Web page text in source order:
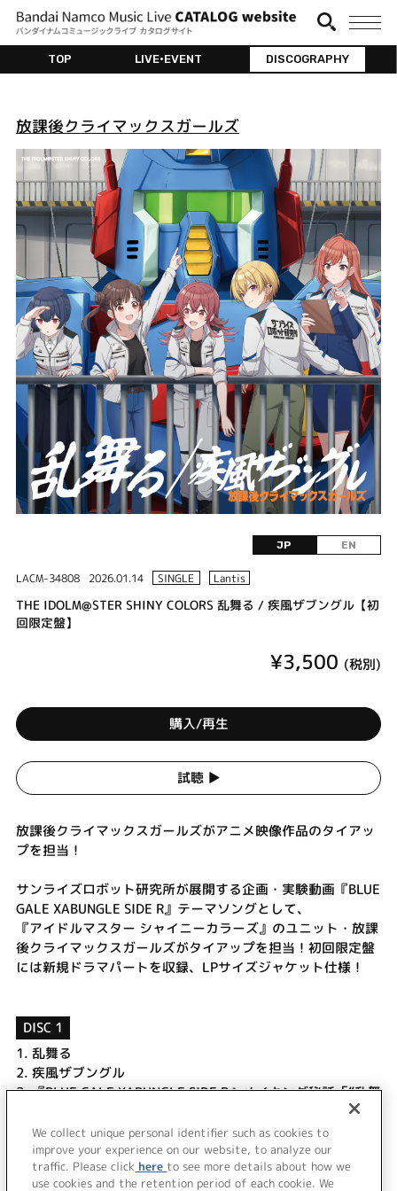
TOP LIVE•EVENT DISCOGRAPHY
放課後クライマックスガールズ
JP EN
LACM-34808 2026.01.14 SINGLE Lantis
THE IDOLM@STER SHINY COLORS 乱舞る / 疾風ザブングル【初
回限定盤】
¥3,500 (税別)
購入/再生
試聴 ▶︎
放課後クライマックスガールズがアニメ映像作品のタイアッ
プを担当！
サンライズロボット研究所が展開する企画・実験動画『BLUE
GALE XABUNGLE SIDE R』テーマソングとして、
『アイドルマスター シャイニーカラーズ』のユニット・放課
後クライマックスガールズがタイアップを担当！初回限定盤
には新規ドラマパートを収録、LPサイズジャケット仕様！
DISC 1
1. 乱舞る
2. 疾風ザブングル
3.『BLUE GALE XABUNGLE SIDE R』メイキング秘話「”乱舞
乱舞る (Off Vocal)
疾風ザブングル (Off Vocal)
We collect unique personal identifier such as cookies to
improve your experience on our website, to analyze our
traffic. Please click here to see more details about how we
use cookies and the retention period of each cookie. We